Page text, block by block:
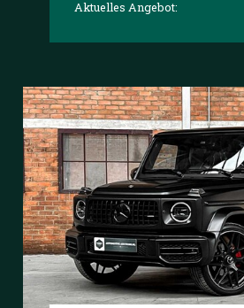
Aktuelles Angebot: